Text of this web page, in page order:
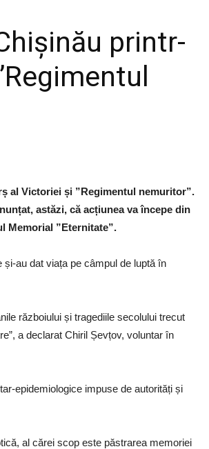
printr-
al Victoriei și ”Regimentul nemuritor”.
astăzi, că acțiunea va începe din
Memorial ”Eternitate”.
au dat viața pe câmpul de luptă în
războiului și tragediile secolului trecut
a declarat Chiril Șevțov, voluntar în
epidemiologice impuse de autorități și
al cărei scop este păstrarea memoriei